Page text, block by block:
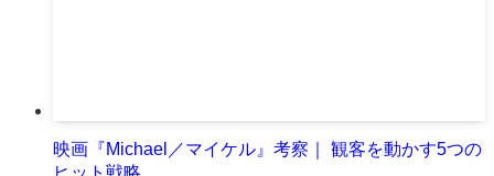
映画『Michael／マイケル』考察｜ 観客を動かす5つの
ヒット戦略